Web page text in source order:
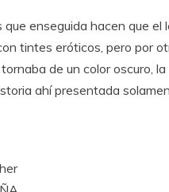
enseguida hacen que el
tintes eróticos, pero por
de un color oscuro, la
ahí presentada